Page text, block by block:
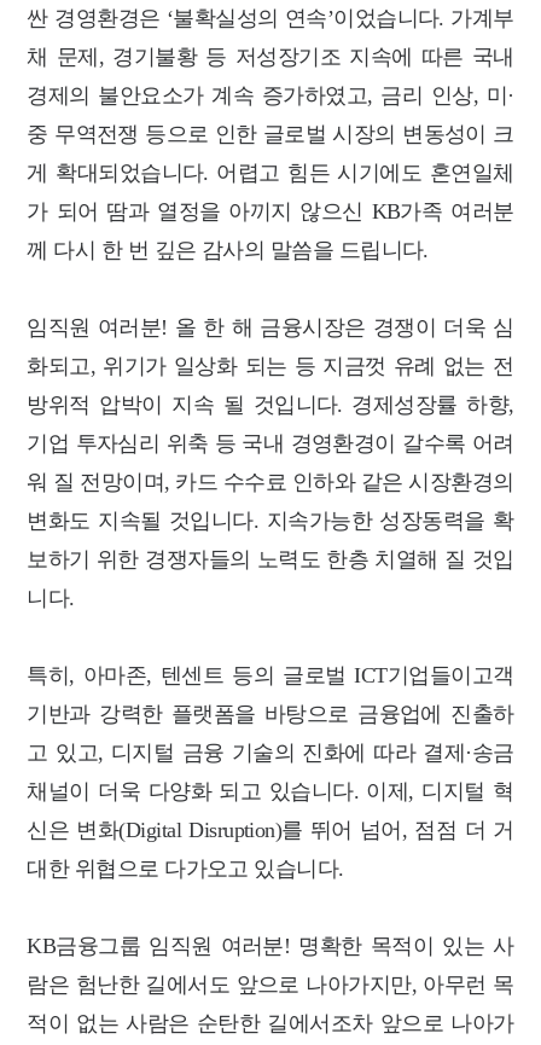
싼 경영환경은 ‘불확실성의 연속’이었습니다. 가계부
채 문제, 경기불황 등 저성장기조 지속에 따른 국내
경제의 불안요소가 계속 증가하였고, 금리 인상, 미·
중 무역전쟁 등으로 인한 글로벌 시장의 변동성이 크
게 확대되었습니다. 어렵고 힘든 시기에도 혼연일체
가 되어 땀과 열정을 아끼지 않으신 KB가족 여러분
께 다시 한 번 깊은 감사의 말씀을 드립니다.
임직원 여러분! 올 한 해 금융시장은 경쟁이 더욱 심
화되고, 위기가 일상화 되는 등 지금껏 유례 없는 전
방위적 압박이 지속 될 것입니다. 경제성장률 하향,
기업 투자심리 위축 등 국내 경영환경이 갈수록 어려
워 질 전망이며, 카드 수수료 인하와 같은 시장환경의
변화도 지속될 것입니다. 지속가능한 성장동력을 확
보하기 위한 경쟁자들의 노력도 한층 치열해 질 것입
니다.
특히, 아마존, 텐센트 등의 글로벌 ICT기업들이고객
기반과 강력한 플랫폼을 바탕으로 금융업에 진출하
고 있고, 디지털 금융 기술의 진화에 따라 결제·송금
채널이 더욱 다양화 되고 있습니다. 이제, 디지털 혁
신은 변화(Digital Disruption)를 뛰어 넘어, 점점 더 거
대한 위협으로 다가오고 있습니다.
KB금융그룹 임직원 여러분! 명확한 목적이 있는 사
람은 험난한 길에서도 앞으로 나아가지만, 아무런 목
적이 없는 사람은 순탄한 길에서조차 앞으로 나아가